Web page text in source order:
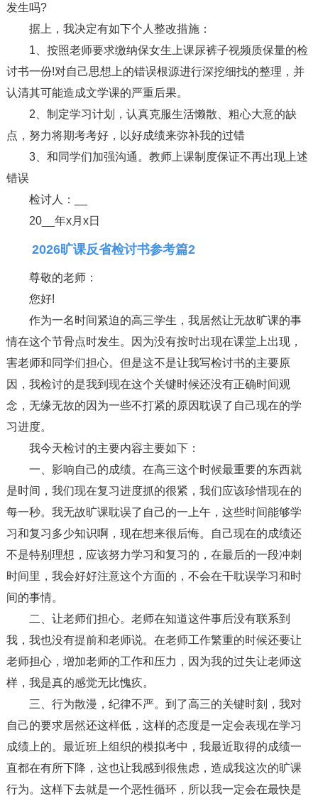
发生吗?
据上，我决定有如下个人整改措施：
1、按照老师要求缴纳保女生上课尿裤子视频质保量的检
讨书一份!对自己思想上的错误根源进行深挖细找的整理，并
认清其可能造成文学课的严重后果。
2、制定学习计划，认真克服生活懒散、粗心大意的缺
点，努力将期考考好，以好成绩来弥补我的过错
3、和同学们加强沟通。教师上课制度保证不再出现上述
错误
检讨人：__
20__年x月x日
2026旷课反省检讨书参考篇2
尊敬的老师：
您好!
作为一名时间紧迫的高三学生，我居然让无故旷课的事
情在这个节骨点时发生。因为没有按时出现在课堂上出现，
害老师和同学们担心。但是这不是让我写检讨书的主要原
因，我检讨的是我到现在这个关键时候还没有正确时间观
念，无缘无故的因为一些不打紧的原因耽误了自己现在的学
习进度。
我今天检讨的主要内容主要如下：
一、影响自己的成绩。在高三这个时候最重要的东西就
是时间，我们现在复习进度抓的很紧，我们应该珍惜现在的
每一秒。我无故旷课耽误了自己的一上午，这些时间能够学
习和复习多少知识啊，现在想来很后悔。自己现在的成绩还
不是特别理想，应该努力学习和复习的，在最后的一段冲刺
时间里，我会好好注意这个方面的，不会在干耽误学习和时
间的事情。
二、让老师们担心。老师在知道这件事后没有联系到
我，我也没有提前和老师说。在老师工作繁重的时候还要让
老师担心，增加老师的工作和压力，因为我的过失让老师这
样，我是真的感觉无比愧疚。
三、行为散漫，纪律不严。到了高三的关键时刻，我对
自己的要求居然还这样低，这样的态度是一定会表现在学习
成绩上的。最近班上组织的模拟考中，我最近取得的成绩一
直都在有所下降，这也让我感到很焦虑，造成我这次的旷课
行为。这样下去就是一个恶性循环，所以我一定会在最快是